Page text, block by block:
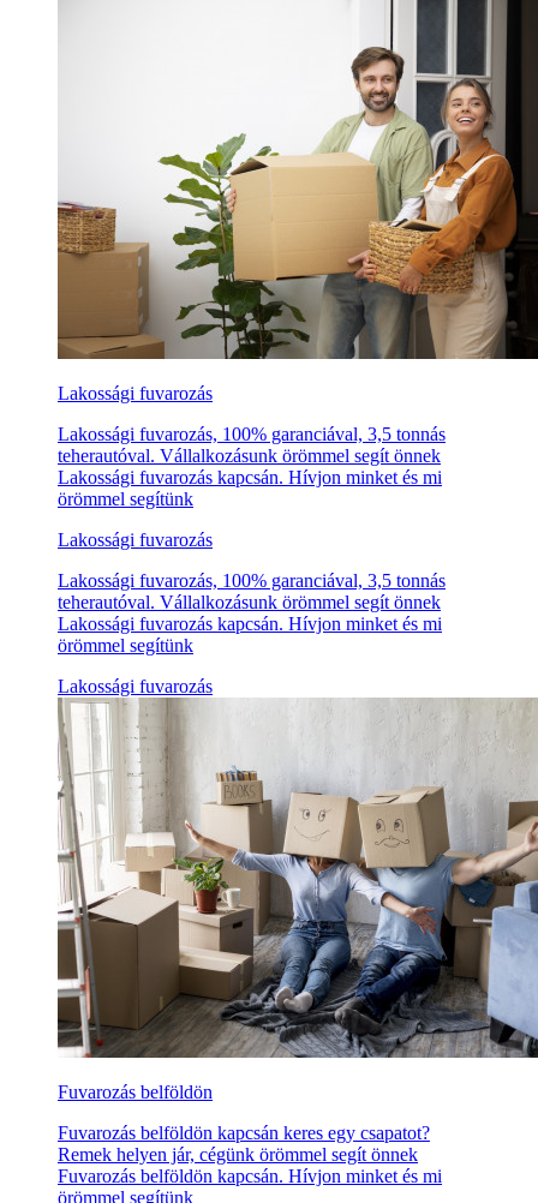
Lakossági fuvarozás
Lakossági fuvarozás, 100% garanciával, 3,5 tonnás
teherautóval. Vállalkozásunk örömmel segít önnek
Lakossági fuvarozás kapcsán. Hívjon minket és mi
örömmel segítünk
Lakossági fuvarozás
Lakossági fuvarozás, 100% garanciával, 3,5 tonnás
teherautóval. Vállalkozásunk örömmel segít önnek
Lakossági fuvarozás kapcsán. Hívjon minket és mi
örömmel segítünk
Lakossági fuvarozás
Fuvarozás belföldön
Fuvarozás belföldön kapcsán keres egy csapatot?
Remek helyen jár, cégünk örömmel segít önnek
Fuvarozás belföldön kapcsán. Hívjon minket és mi
örömmel segítünk